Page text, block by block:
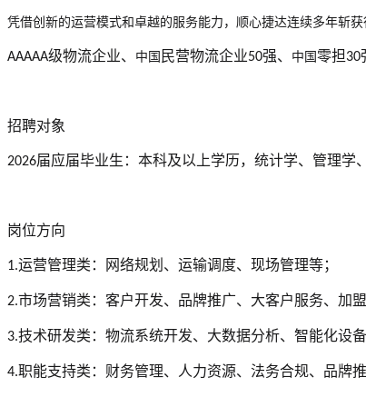
凭借创新的运营模式和卓越的服务能力，顺心捷达连续多年斩
AAAAA级物流企业、 中国 民营物流企业50强、 中国零担30
招聘对象
2026届应届毕业生：本科及以上学历，统计学、管理学
岗位方向
1.运营管理类：网络规划、运输调度、现场管理等；
2.市场营销类：客户开发、品牌推广、大客户服务、加
3.技术研发类：物流系统开发、大数据分析、智能化设
4.职能支持类：财务管理、人力资源、法务合规、品牌